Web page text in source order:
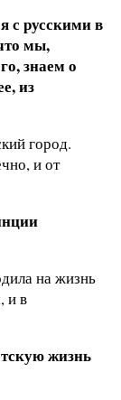
с русскими в
мы,
знаем о
из
город.
и от
на жизнь
и в
жизнь